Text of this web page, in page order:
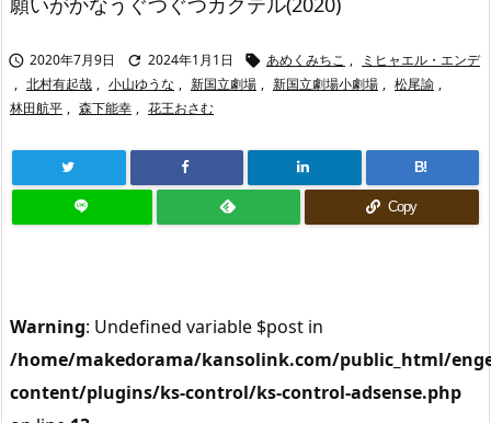
 2020年7月9日  2024年1月1日  あめくみちこ ,
ミヒャエル・エンデ
, 北村有起哉 , 小山ゆうな , 新国立劇場 , 新国立劇場小劇場 , 松尾諭 ,
林田航平 , 森下能幸 , 花王おさむ
B!
Copy
Warning: Undefined variable $post in
/home/makedorama/kansolink.com/public_html/
content/plugins/ks-control/ks-control-adsense.php